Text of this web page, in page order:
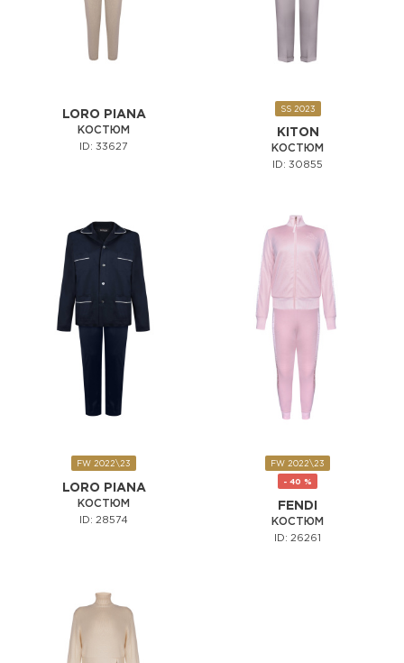
LORO PIANA
КОСТЮМ
ID: 33627
SS 2023
KITON
КОСТЮМ
ID: 30855
FW 2022\23
LORO PIANA
КОСТЮМ
ID: 28574
FW 2022\23
- 40 %
FENDI
КОСТЮМ
ID: 26261